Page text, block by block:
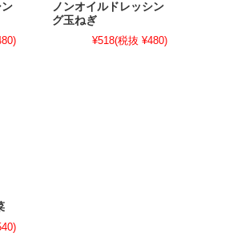
ノンオイルドレッシン
グ玉ねぎ
¥518(税抜 ¥480)